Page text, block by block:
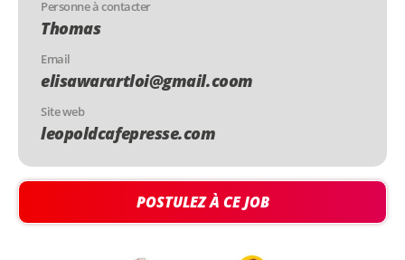
Personne à contacter
Thomas
Email
elisawarartloi@gmail.coom
Site web
leopoldcafepresse.com
POSTULEZ À CE JOB